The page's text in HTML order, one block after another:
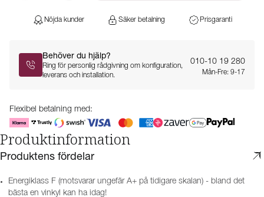
Nöjda kunder Säker betalning Prisgaranti
Behöver du hjälp?
Ring för personlig rådgivning om konfiguration,
leverans och installation.
010-10 19 280
Mån-Fre: 9-17
Flexibel betalning med:
Produktinformation
Produktens fördelar
Energiklass F (motsvarar ungefär A+ på tidigare skalan) - bland det
bästa en vinkyl kan ha idag!